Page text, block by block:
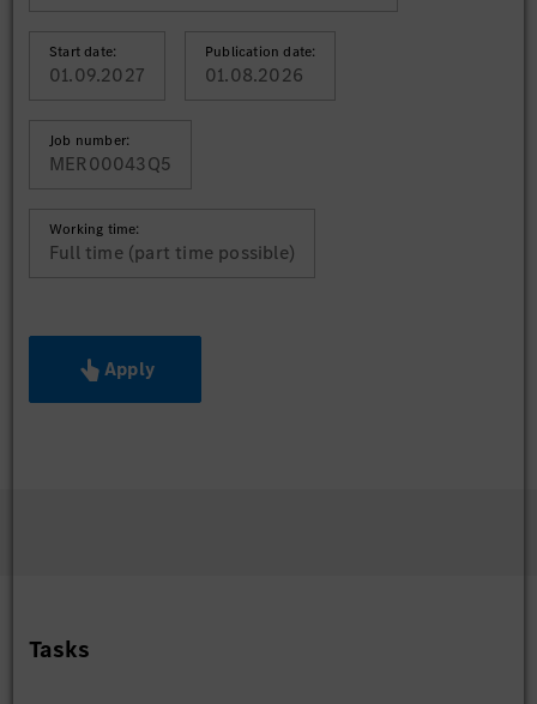
Start date:
01.09.2027
Publication date:
01.08.2026
Job number:
MER00043Q5
Working time:
Full time (part time possible)
Apply
Tasks